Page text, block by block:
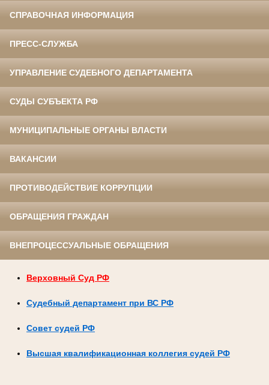
СПРАВОЧНАЯ ИНФОРМАЦИЯ
ПРЕСС-СЛУЖБА
УПРАВЛЕНИЕ СУДЕБНОГО ДЕПАРТАМЕНТА
СУДЫ СУБЪЕКТА РФ
МУНИЦИПАЛЬНЫЕ ОРГАНЫ ВЛАСТИ
ВАКАНСИИ
ПРОТИВОДЕЙСТВИЕ КОРРУПЦИИ
ОБРАЩЕНИЯ ГРАЖДАН
ВНЕПРОЦЕССУАЛЬНЫЕ ОБРАЩЕНИЯ
Верховный Суд РФ
Судебный департамент при ВС РФ
Совет судей РФ
Высшая квалификационная коллегия судей РФ